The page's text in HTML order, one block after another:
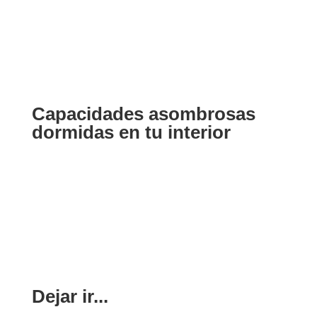
Capacidades asombrosas
dormidas en tu interior
Dejar ir...